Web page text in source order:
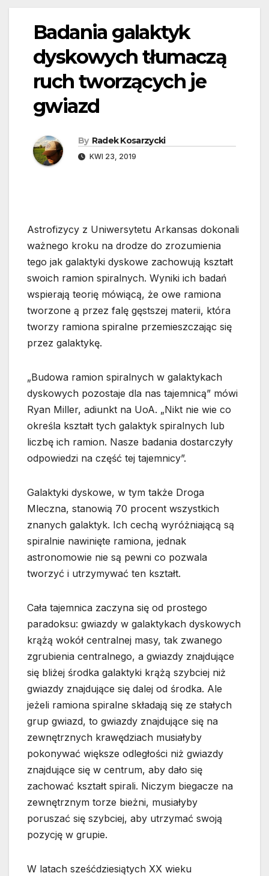
Badania galaktyk
dyskowych tłumaczą
ruch tworzących je
gwiazd
By Radek Kosarzycki
KWI 23, 2019
Astrofizycy z Uniwersytetu Arkansas dokonali
ważnego kroku na drodze do zrozumienia
tego jak galaktyki dyskowe zachowują kształt
swoich ramion spiralnych. Wyniki ich badań
wspierają teorię mówiącą, że owe ramiona
tworzone ą przez falę gęstszej materii, która
tworzy ramiona spiralne przemieszczając się
przez galaktykę.
„Budowa ramion spiralnych w galaktykach
dyskowych pozostaje dla nas tajemnicą” mówi
Ryan Miller, adiunkt na UoA. „Nikt nie wie co
określa kształt tych galaktyk spiralnych lub
liczbę ich ramion. Nasze badania dostarczyły
odpowiedzi na część tej tajemnicy”.
Galaktyki dyskowe, w tym także Droga
Mleczna, stanowią 70 procent wszystkich
znanych galaktyk. Ich cechą wyróżniającą są
spiralnie nawinięte ramiona, jednak
astronomowie nie są pewni co pozwala
tworzyć i utrzymywać ten kształt.
Cała tajemnica zaczyna się od prostego
paradoksu: gwiazdy w galaktykach dyskowych
krążą wokół centralnej masy, tak zwanego
zgrubienia centralnego, a gwiazdy znajdujące
się bliżej środka galaktyki krążą szybciej niż
gwiazdy znajdujące się dalej od środka. Ale
jeżeli ramiona spiralne składają się ze stałych
grup gwiazd, to gwiazdy znajdujące się na
zewnętrznych krawędziach musiałyby
pokonywać większe odległości niż gwiazdy
znajdujące się w centrum, aby dało się
zachować kształt spirali. Niczym biegacze na
zewnętrznym torze bieżni, musiałyby
poruszać się szybciej, aby utrzymać swoją
pozycję w grupie.
W latach sześćdziesiątych XX wieku